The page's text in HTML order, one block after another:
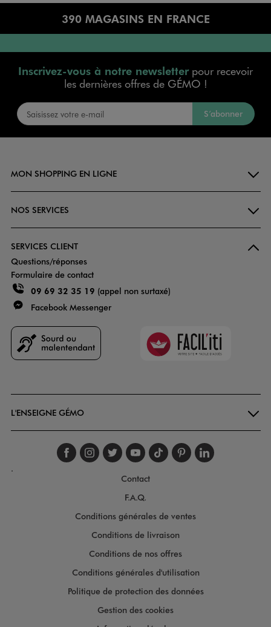
390 MAGASINS EN FRANCE
Inscrivez-vous à notre newsletterpour recevoir
les dernières offres de GÉMO !
S’abonner
MON SHOPPING EN LIGNE
NOS SERVICES
SERVICES CLIENT
Questions/réponses
Formulaire de contact
09 69 32 35 19 (appel non surtaxé)
Facebook Messenger
Faciliti
L'ENSEIGNE GÉMO
Suivez-nous sur
Suivez-nous sur
Suivez-nous sur
Suivez-nous
Suivez-nous
Suivez-
.
Contact
F.A.Q.
Conditions générales de ventes
Conditions de livraison
Conditions de nos offres
Conditions générales d'utilisation
Politique de protection des données
Gestion des cookies